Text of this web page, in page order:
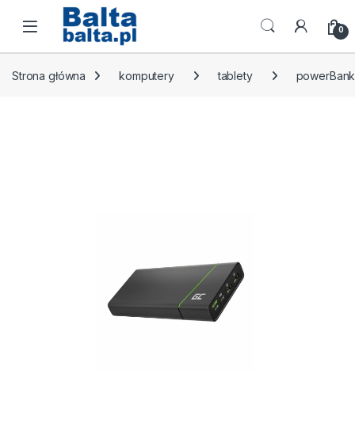
Skip to navigation
Skip to content
Open 0
Strona główna komputery tablety